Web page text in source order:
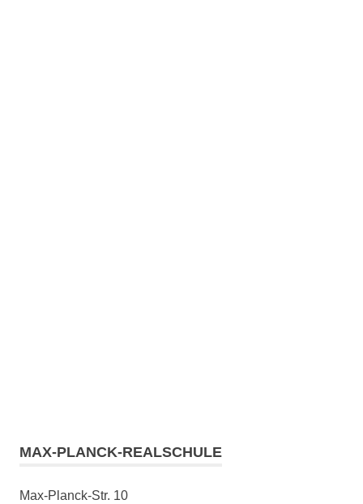
MAX-PLANCK-REALSCHULE
Max-Planck-Str. 10